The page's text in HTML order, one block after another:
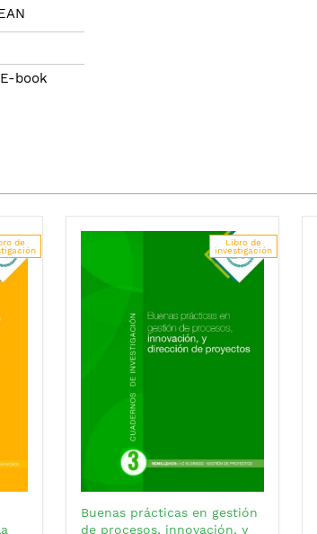
book
de
Libro de
investigación
Buenas prácticas en gestión
de procesos, innovación, y